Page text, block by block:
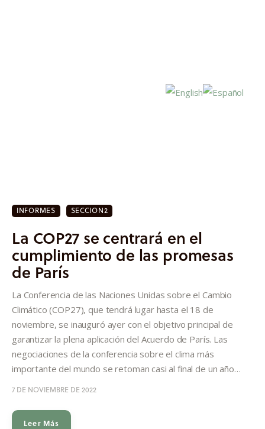
Investigación
Proyectos
Informes
Quiénes somos
INFORMES SECCION2
La COP27 se centrará en el
cumplimiento de las promesas
de París
La Conferencia de las Naciones Unidas sobre el Cambio
Climático (COP27), que tendrá lugar hasta el 18 de
noviembre, se inauguró ayer con el objetivo principal de
garantizar la plena aplicación del Acuerdo de París. Las
negociaciones de la conferencia sobre el clima más
importante del mundo se retoman casi al final de un año…
7 DE NOVIEMBRE DE 2022
Leer Más